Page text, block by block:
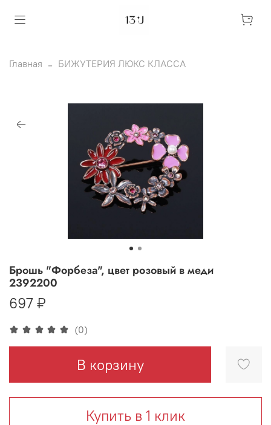
Главная БИЖУТЕРИЯ ЛЮКС КЛАССА
(0)
Брошь "Форбеза", цвет розовый в меди
2392200
697 ₽
В корзину
Купить в 1 клик